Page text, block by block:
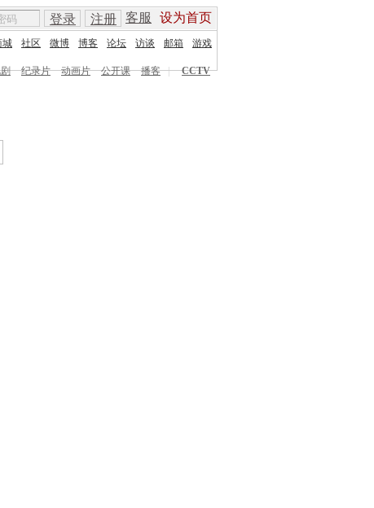
客服 设为首页
登录 注册
城 社区 微博 博客 论坛 访谈 邮箱 游戏
纪录片 动画片 公开课 播客 |
CCTV